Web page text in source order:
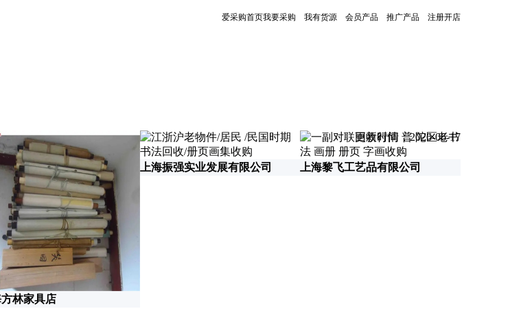
爱采购首页我要采购 我有货源 会员产品 推广产品 注册开店
更新时间：2026-06-17
方林家具店
上海振强实业发展有限公司 上海黎飞工艺品有限公司